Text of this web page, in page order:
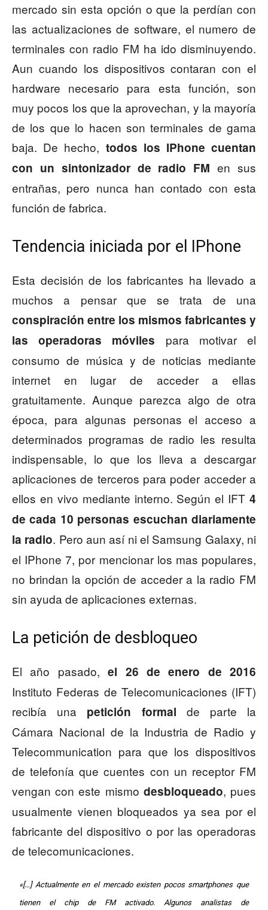
mercado sin esta opción o que la perdían con
las actualizaciones de software, el numero de
terminales con radio FM ha ido disminuyendo.
Aun cuando los dispositivos contaran con el
hardware necesario para esta función, son
muy pocos los que la aprovechan, y la mayoría
de los que lo hacen son terminales de gama
baja. De hecho, todos los IPhone cuentan
con un sintonizador de radio FM en sus
entrañas, pero nunca han contado con esta
función de fabrica.
Tendencia iniciada por el IPhone
Esta decisión de los fabricantes ha llevado a
muchos a pensar que se trata de una
conspiración entre los mismos fabricantes y
las operadoras móviles para motivar el
consumo de música y de noticias mediante
internet en lugar de acceder a ellas
gratuitamente. Aunque parezca algo de otra
época, para algunas personas el acceso a
determinados programas de radio les resulta
indispensable, lo que los lleva a descargar
aplicaciones de terceros para poder acceder a
ellos en vivo mediante interno. Según el IFT 4
de cada 10 personas escuchan diariamente
la radio. Pero aun así ni el Samsung Galaxy, ni
el IPhone 7, por mencionar los mas populares,
no brindan la opción de acceder a la radio FM
sin ayuda de aplicaciones externas.
La petición de desbloqueo
El año pasado,el 26 de enero de 2016
Instituto Federas de Telecomunicaciones (IFT)
recibía una petición formal de parte la
Cámara Nacional de la Industria de Radio y
Telecommunication para que los dispositivos
de telefonía que cuentes con un receptor FM
vengan con este mismo desbloqueado, pues
usualmente vienen bloqueados ya sea por el
fabricante del dispositivo o por las operadoras
de telecomunicaciones.
«[…] Actualmente en el mercado existen pocos smartphones que
tienen el chip de FM activado. Algunos analistas de